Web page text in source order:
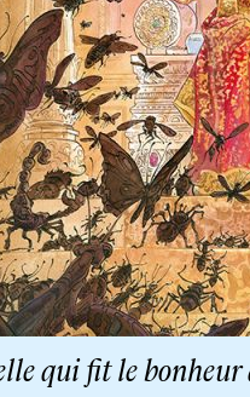
qui fit le bonheur